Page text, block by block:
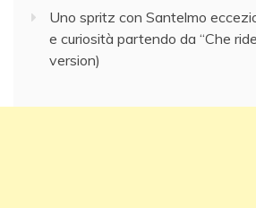
Uno spritz con Santelmo
e curiosità partendo da “Che
version)